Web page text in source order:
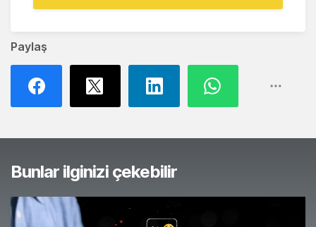
Paylaş
Bunlar ilginizi çekebilir